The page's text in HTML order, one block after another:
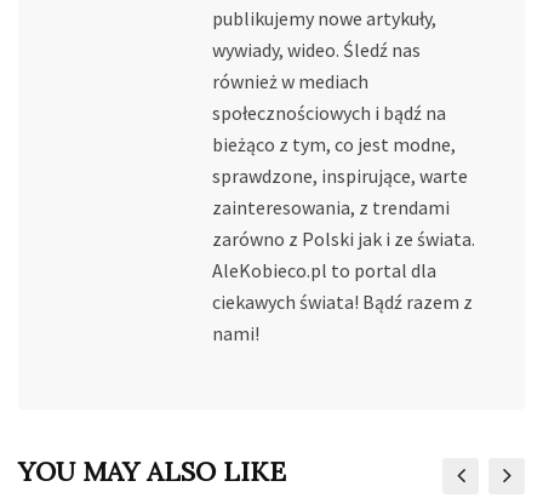
publikujemy nowe artykuły,
wywiady, wideo. Śledź nas
również w mediach
społecznościowych i bądź na
bieżąco z tym, co jest modne,
sprawdzone, inspirujące, warte
zainteresowania, z trendami
zarówno z Polski jak i ze świata.
AleKobieco.pl to portal dla
ciekawych świata! Bądź razem z
nami!
YOU MAY ALSO LIKE